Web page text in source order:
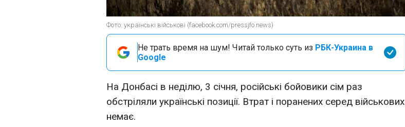
Фото: українські військові (facebook.com/pressjfo.news)
Не трать время на шум! Читай только суть из РБК-Украина в
Google
На Донбасі в неділю, 3 січня, російські бойовики сім раз
обстріляли українські позиції. Втрат і поранених серед військових
немає.